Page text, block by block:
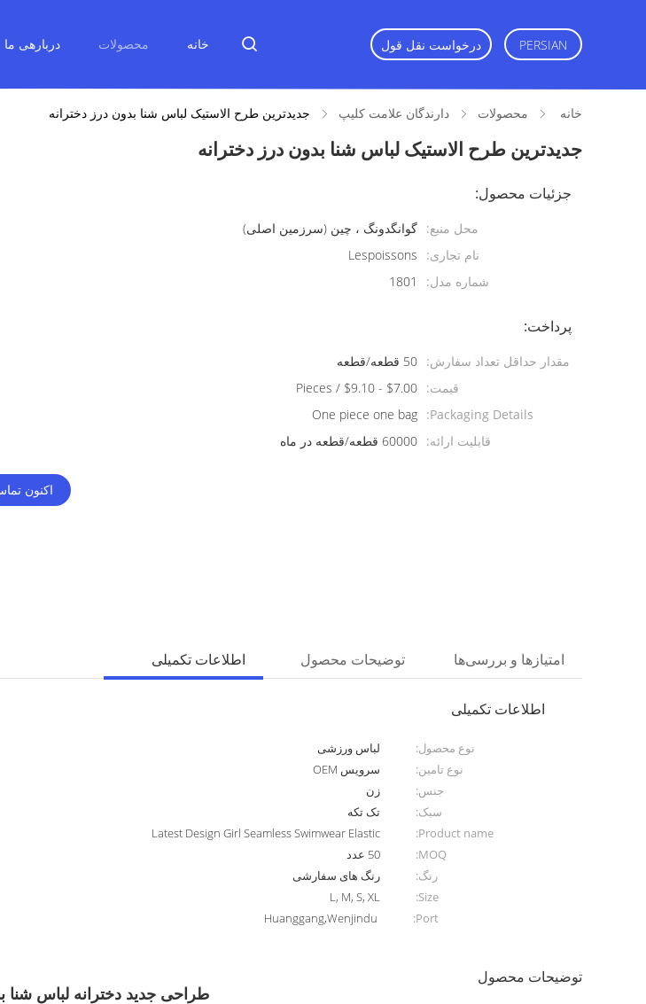
خانه محصولات دربارهی ما درخواست نقل قول PERSIAN
خانه محصولات دارندگان علامت کلیپ جدیدترین طرح الاستیک لباس شنا بدون درز دخترانه
جدیدترین طرح الاستیک لباس شنا بدون درز دخترانه
جزئیات محصول:
محل منبع: گوانگدونگ ، چین (سرزمین اصلی)
نام تجاری:
Lespoissons
شماره مدل:
1801
پرداخت:
مقدار حداقل تعداد سفارش: 50 قطعه/قطعه
قیمت: $7.00 - $9.10 / Pieces
Packaging Details:
One piece one bag
قابلیت ارائه: 60000 قطعه/قطعه در ماه
اکنون
اطلاعات تکمیلی توضیحات محصول امتیازها و بررسی‌ها
اطلاعات تکمیلی
نوع محصول: لباس ورزشی
نوع تامین:
سرویس OEM
جنس:
زن
سبک:
تک تکه
Product name:
Latest Design Girl Seamless Swimwear Elastic
MOQ:
50 عدد
رنگ:
رنگ های سفارشی
Size:
L, M, S, XL
Port:
Huanggang,Wenjindu
توضیحات محصول
طراحی جدید دخترانه لباس شنا